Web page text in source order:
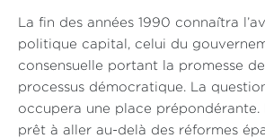
La fin des années 1990 connaîtra
politique capital, celui du
consensuelle portant la promesse
processus démocratique. La
occupera une place prépondérante.
prêt à aller au-delà des réformes